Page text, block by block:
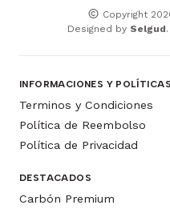
Copyright
Designed by Selgud
INFORMACIONES Y POLÍTICAS
Terminos y Condiciones
Política de Reembolso
Política de Privacidad
DESTACADOS
Carbón Premium